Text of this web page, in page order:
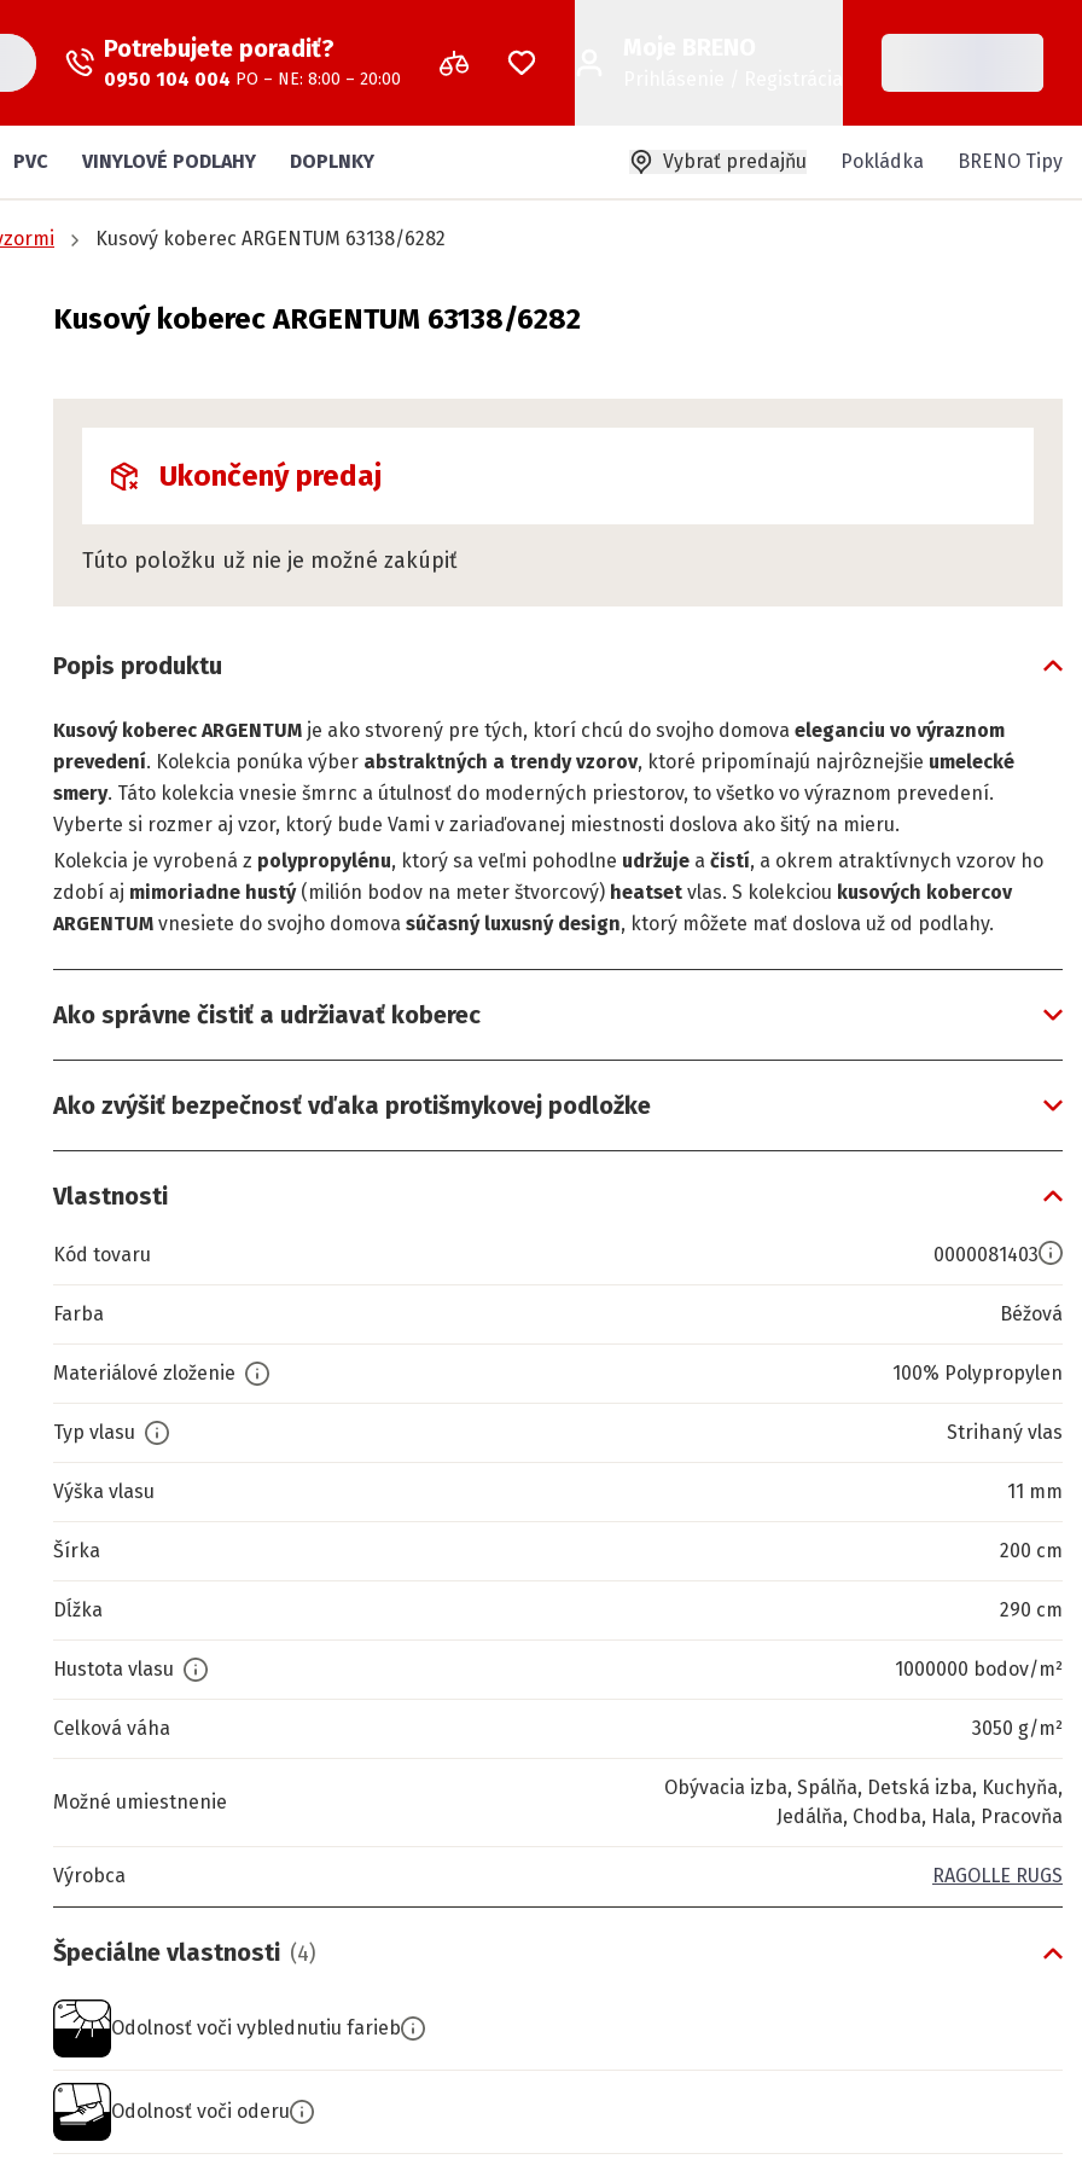
Potrebujete poradiť?
0950 104 004 PO – NE: 8:00 – 20:00
PVC VINYLOVÉ PODLAHY DOPLNKY Vybrať predajňu Pokládka BRENO Tipy
Kusový koberec ARGENTUM 63138/6282
Kusový koberec ARGENTUM 63138/6282
Ukončený predaj
Túto položku už nie je možné zakúpiť
Popis produktu
Kusový koberec ARGENTUM je ako stvorený pre tých, ktorí chcú do svojho domova eleganciu vo výraznom
prevedení. Kolekcia ponúka výber abstraktných a trendy vzorov, ktoré pripomínajú najrôznejšie umelecké
smery. Táto kolekcia vnesie šmrnc a útulnosť do moderných priestorov, to všetko vo výraznom prevedení.
Vyberte si rozmer aj vzor, ktorý bude Vami v zariaďovanej miestnosti doslova ako šitý na mieru.
Kolekcia je vyrobená z polypropylénu, ktorý sa veľmi pohodlne udržuje a čistí, a okrem atraktívnych vzorov ho
zdobí aj mimoriadne hustý(milión bodov na meter štvorcový) heatset vlas. S kolekciou kusových kobercov
ARGENTUM vnesiete do svojho domova súčasný luxusný design, ktorý môžete mať doslova už od podlahy.
Ako správne čistiť a udržiavať koberec
Ako zvýšiť bezpečnosť vďaka protišmykovej podložke
Vlastnosti
Kód tovaru 0000081403
Farba Béžová
Materiálové zloženie 100% Polypropylen
Typ vlasu Strihaný vlas
Výška vlasu 11 mm
Šírka 200 cm
Dĺžka 290 cm
Hustota vlasu 1000000 bodov/m²
Celková váha 3050 g/m²
Možné umiestnenie
Obývacia izba, Spálňa, Detská izba, Kuchyňa,
Jedálňa, Chodba, Hala, Pracovňa
Výrobca RAGOLLE RUGS
Špeciálne vlastnosti (4)
Odolnosť voči vyblednutiu farieb
Odolnosť voči oderu